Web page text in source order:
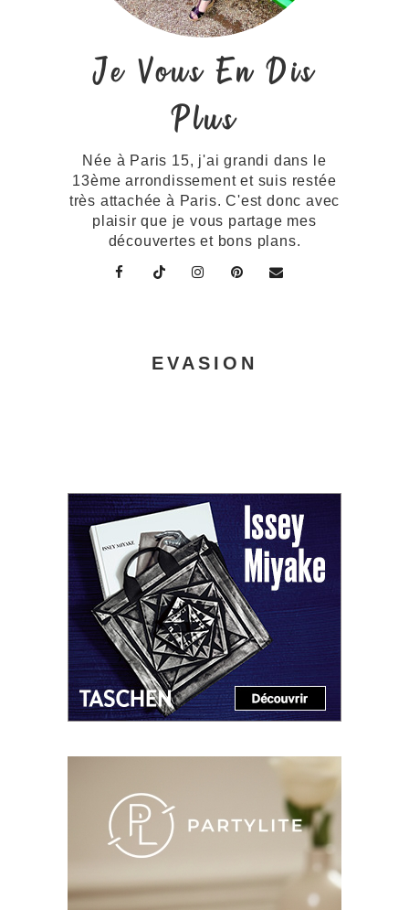
Je Vous En Dis
Plus
Née à Paris 15, j'ai grandi dans le
13ème arrondissement et suis restée
très attachée à Paris. C'est donc avec
plaisir que je vous partage mes
découvertes et bons plans.
EVASION